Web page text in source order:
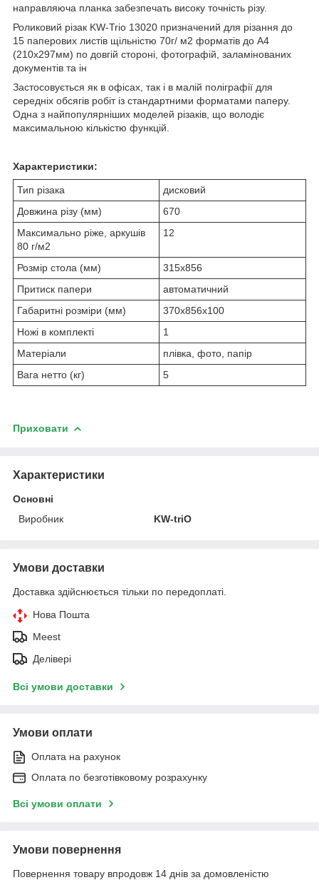
направляюча планка забезпечать високу точність різу.
Роликовий різак KW-Trio 13020 призначений для різання до
15 паперових листів щільністю 70г/ м2 форматів до А4
(210х297мм) по довгій стороні, фотографій, заламінованих
документів та ін
Застосовується як в офісах, так і в малій поліграфії для
середніх обсягів робіт із стандартними форматами паперу.
Одна з найпопулярніших моделей різаків, що володіє
максимальною кількістю функцій.
Характеристики:
Тип різака
дисковий
Довжина різу (мм)
670
Максимально ріже, аркушів
80 г/м2
12
Розмір стола (мм)
315х856
Притиск папери
автоматичний
Габаритні розміри (мм)
370х856х100
Ножі в комплекті
1
Матеріали
плівка, фото, папір
Вага нетто (кг)
5
Приховати
Характеристики
Основні
Виробник
KW-triO
Умови доставки
Доставка здійснюється тільки по передоплаті.
Нова Пошта
Meest
Делівері
Всі умови доставки
Умови оплати
Оплата на рахунок
Оплата по безготівковому розрахунку
Всі умови оплати
Умови повернення
Повернення товару впродовж 14 днів за домовленістю